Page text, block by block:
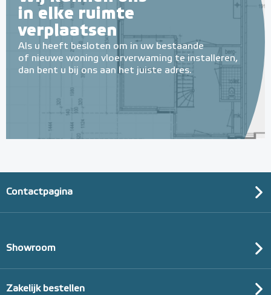
12mm PE-RT Buis 12mm x
in elke ruimte
verplaatsen
Als u heeft besloten om in uw bestaande
of nieuwe woning vloerverwaming te installeren,
dan bent u bij ons aan het juiste adres.
Contactpagina
Showroom
Zakelijk bestellen